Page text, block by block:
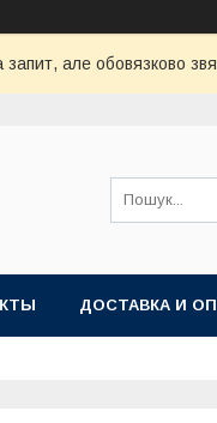
але обовязково
ДОСТАВКА И